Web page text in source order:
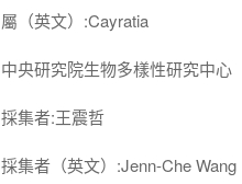
屬（英文）:Cayratia
中央研究院生物多樣性研究中心
採集者:王震哲
採集者（英文）:Jenn-Che Wang